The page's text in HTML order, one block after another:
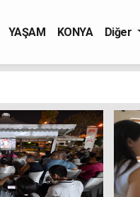
YAŞAM KONYA Diğer